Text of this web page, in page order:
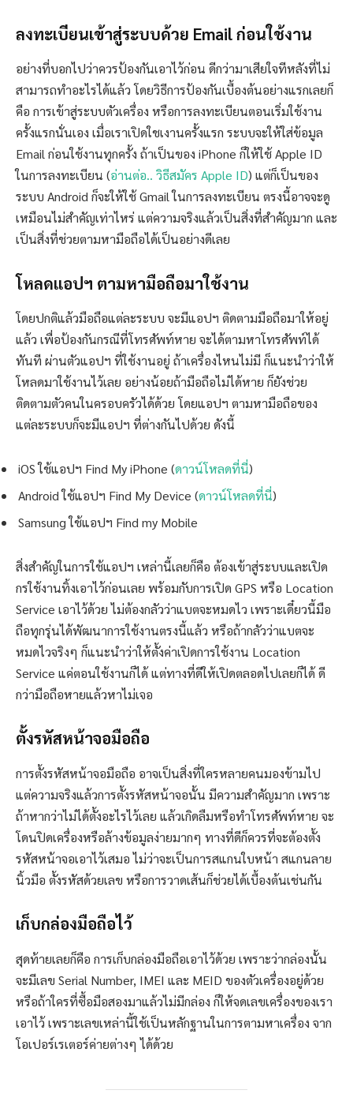
ลงทะเบียนเข้าสู่ระบบด้วย Email ก่อนใช้งาน
อย่างที่บอกไปว่าควรป้องกันเอาไว้ก่อน ดีกว่ามาเสียใจทีหลังที่ไม่
สามารถทำอะไรได้แล้ว โดยวิธีการป้องกันเบื้องต้นอย่างแรกเลยก็
คือ การเข้าสู่ระบบตัวเครื่อง หรือการลงทะเบียนตอนเริ่มใช้งาน
ครั้งแรกนั่นเอง เมื่อเราเปิดใชเงานครั้งแรก ระบบจะให้ใส่ข้อมูล
Email ก่อนใช้งานทุกครั้ง ถ้าเป็นของ iPhone ก็ให้ใช้ Apple ID
ในการลงทะเบียน (อ่านต่อ.. วิธีสมัคร Apple ID) แต่ก็เป็นของ
ระบบ Android ก็จะให้ใช้ Gmail ในการลงทะเบียน ตรงนี้อาจจะดู
เหมือนไม่สำคัญเท่าไหร่ แต่ความจริงแล้วเป็นสิ่งที่สำคัญมาก และ
เป็นสิ่งที่ช่วยตามหามือถือได้เป็นอย่างดีเลย
โหลดแอปฯ ตามหามือถือมาใช้งาน
โดยปกติแล้วมือถือแต่ละระบบ จะมีแอปฯ ติดตามมือถือมาให้อยู่
แล้ว เพื่อป้องกันกรณีที่โทรศัพท์หาย จะได้ตามหาโทรศัพท์ได้
ทันที ผ่านตัวแอปฯ ที่ใช้งานอยู่ ถ้าเครื่องไหนไม่มี ก็แนะนำว่าให้
โหลดมาใช้งานไว้เลย อย่างน้อยถ้ามือถือไม่ได้หาย ก็ยังช่วย
ติดตามตัวคนในครอบครัวได้ด้วย โดยแอปฯ ตามหามือถือของ
แต่ละระบบก็จะมีแอปฯ ที่ต่างกันไปด้วย ดังนี้
iOS ใช้แอปฯ Find My iPhone (ดาวน์โหลดที่นี่)
Android ใช้แอปฯ Find My Device (ดาวน์โหลดที่นี่)
Samsung ใช้แอปฯ Find my Mobile
สิ่งสำคัญในการใช้แอปฯ เหล่านี้เลยก็คือ ต้องเข้าสู่ระบบและเปิด
กรใช้งานทิ้งเอาไว้ก่อนเลย พร้อมกับการเปิด GPS หรือ Location
Service เอาไว้ด้วย ไม่ต้องกลัวว่าแบตจะหมดไว เพราะเดี๋ยวนี้มือ
ถือทุกรุ่นได้พัฒนาการใช้งานตรงนี้แล้ว หรือถ้ากลัวว่าแบตจะ
หมดไวจริงๆ ก็แนะนำว่าให้ตั้งค่าเปิดการใช้งาน Location
Service แค่ตอนใช้งานก็ได้ แต่ทางที่ดีให้เปิดตลอดไปเลยก็ได้ ดี
กว่ามือถือหายแล้วหาไม่เจอ
ตั้งรหัสหน้าจอมือถือ
การตั้งรหัสหน้าจอมือถือ อาจเป็นสิ่งที่ใครหลายคนมองข้ามไป
แต่ความจริงแล้วการตั้งรหัสหน้าจอนั้น มีความสำคัญมาก เพราะ
ถ้าหากว่าไม่ได้ตั้งอะไรไว้เลย แล้วเกิดลืมหรือทำโทรศัพท์หาย จะ
โดนปิดเครื่องหรือล้างข้อมูลง่ายมากๆ ทางที่ดีก็ควรที่จะต้องตั้ง
รหัสหน้าจอเอาไว้เสมอ ไม่ว่าจะเป็นการสแกนใบหน้า สแกนลาย
นิ้วมือ ตั้งรหัสด้วยเลข หรือการวาดเส้นก็ช่วยได้เบื้องต้นเช่นกัน
เก็บกล่องมือถือไว้
สุดท้ายเลยก็คือ การเก็บกล่องมือถือเอาไว้ด้วย เพราะว่ากล่องนั้น
จะมีเลข Serial Number, IMEI และ MEID ของตัวเครื่องอยู่ด้วย
หรือถ้าใครที่ซื้อมือสองมาแล้วไม่มีกล่อง ก็ให้จดเลขเครื่องของเรา
เอาไว้ เพราะเลขเหล่านี้ใช้เป็นหลักฐานในการตามหาเครื่อง จาก
โอเปอร์เรเตอร์ค่ายต่างๆ ได้ด้วย